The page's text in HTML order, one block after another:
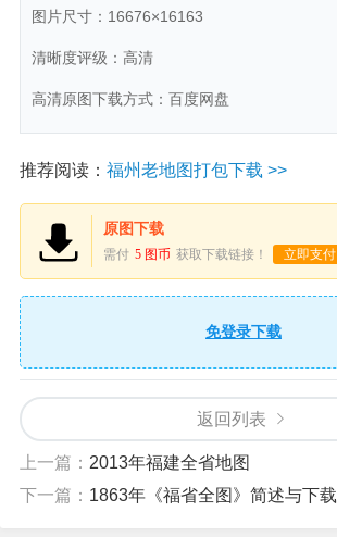
图片尺寸：16676×16163
清晰度评级：高清
高清原图下载方式：百度网盘
推荐阅读： 福州老地图打包下载 >>
原图下载
需付 5 图币 获取下载链接！ 立即支付
免登录下载
返回列表
上一篇： 2013年福建全省地图
下一篇： 1863年《福省全图》简述与下载